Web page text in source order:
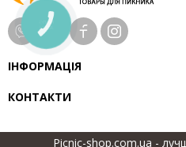
ІНФОРМАЦІЯ
КОНТАКТИ
Picnic-shop.com.ua -
КНОПКА
ЗВ'ЯЗКУ